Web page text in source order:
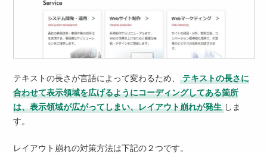
テキストの長さが言語によって変わるため、 テキストの長さに
合わせて表示領域を広げるようにコーディングしてある箇所
は、表示領域が広がってしまい、レイアウト崩れが発生 しま
す。
レイアウト崩れの対策方法は下記の２つです。